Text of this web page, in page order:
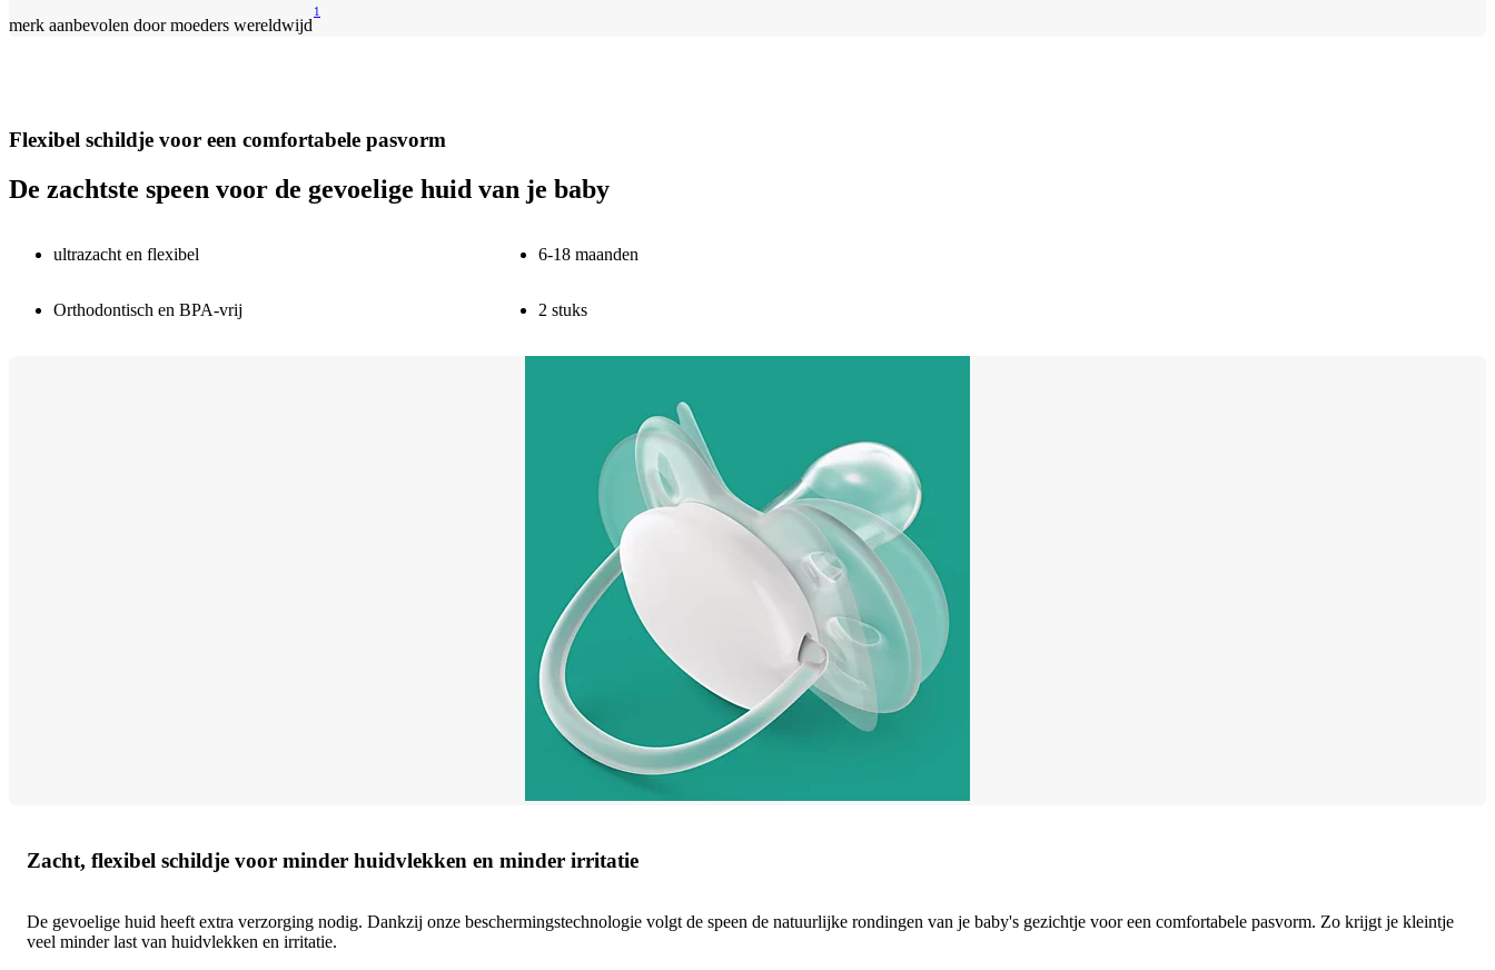
merk aanbevolen door moeders wereldwijd
1
Flexibel schildje voor een comfortabele pasvorm
De zachtste speen voor de gevoelige huid van je baby
ultrazacht en flexibel 6-18 maanden
Orthodontisch en BPA-vrij 2 stuks
Zacht, flexibel schildje voor minder huidvlekken en minder irritatie
De gevoelige huid heeft extra verzorging nodig. Dankzij onze beschermingstechnologie volgt de speen de natuurlijke rondingen van je baby's gezichtje voor een comfortabele pasvorm. Zo krijgt je kleintje
veel minder last van huidvlekken en irritatie.